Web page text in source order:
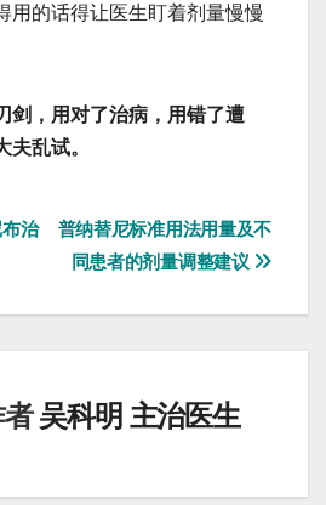
用的话得让医生盯着剂量慢慢
剑，用对了治病，用错了遭
夫乱试。
普纳替尼标准用法用量及不
同患者的剂量调整建议
治
吴科明 主治医生